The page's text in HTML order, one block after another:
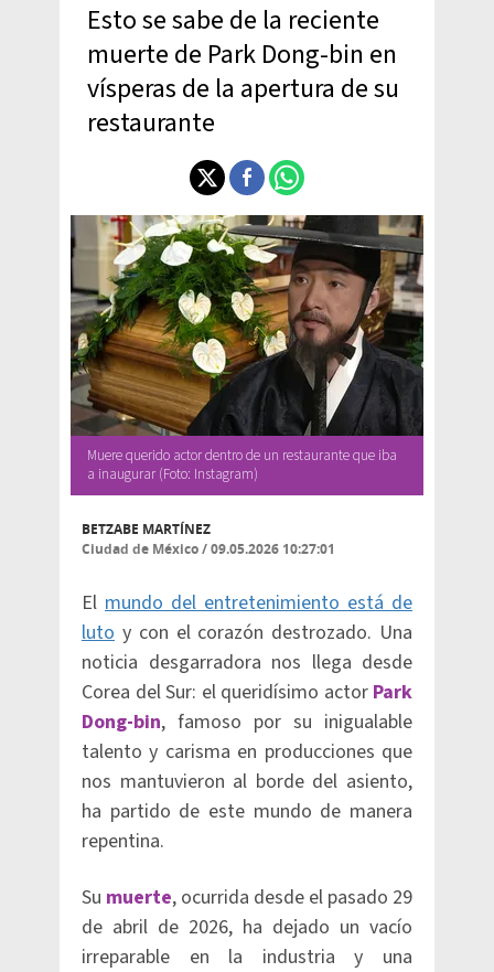
Esto se sabe de la reciente
muerte de Park Dong-bin en
vísperas de la apertura de su
restaurante
Muere querido actor dentro de un restaurante que iba
a inaugurar (Foto: Instagram)
BETZABE MARTÍNEZ
Ciudad de México/09.05.2026 10:27:01
El mundo del entretenimiento está de
luto y con el corazón destrozado. Una
noticia desgarradora nos llega desde
Corea del Sur: el queridísimo actor Park
Dong-bin, famoso por su inigualable
talento y carisma en producciones que
nos mantuvieron al borde del asiento,
ha partido de este mundo de manera
repentina.
Su muerte, ocurrida desde el pasado 29
de abril de 2026, ha dejado un vacío
irreparable en la industria y una